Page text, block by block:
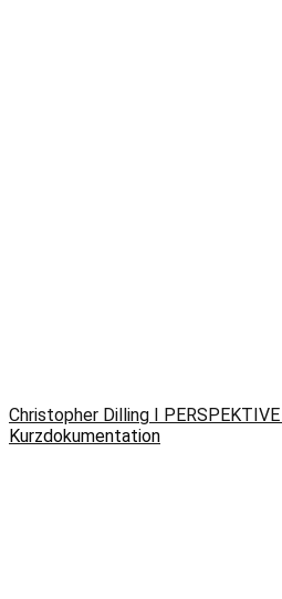
Christopher Dilling I
Kurzdokumentation